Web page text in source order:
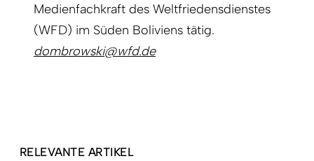
Medienfachkraft des Weltfriedensdienstes
(WFD) im Süden Boliviens tätig.
dombrowski@wfd.de
RELEVANTE ARTIKEL